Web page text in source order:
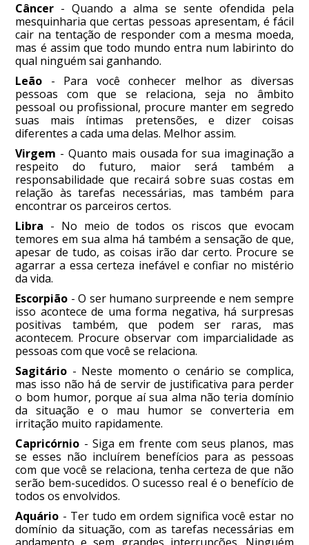
Câncer - Quando a alma se sente ofendida pela
mesquinharia que certas pessoas apresentam, é fácil
cair na tentação de responder com a mesma moeda,
mas é assim que todo mundo entra num labirinto do
qual ninguém sai ganhando.
Leão - Para você conhecer melhor as diversas
pessoas com que se relaciona, seja no âmbito
pessoal ou profissional, procure manter em segredo
suas mais íntimas pretensões, e dizer coisas
diferentes a cada uma delas. Melhor assim.
Virgem - Quanto mais ousada for sua imaginação a
respeito do futuro, maior será também a
responsabilidade que recairá sobre suas costas em
relação às tarefas necessárias, mas também para
encontrar os parceiros certos.
Libra - No meio de todos os riscos que evocam
temores em sua alma há também a sensação de que,
apesar de tudo, as coisas irão dar certo. Procure se
agarrar a essa certeza inefável e confiar no mistério
da vida.
Escorpião - O ser humano surpreende e nem sempre
isso acontece de uma forma negativa, há surpresas
positivas também, que podem ser raras, mas
acontecem. Procure observar com imparcialidade as
pessoas com que você se relaciona.
Sagitário - Neste momento o cenário se complica,
mas isso não há de servir de justificativa para perder
o bom humor, porque aí sua alma não teria domínio
da situação e o mau humor se converteria em
irritação muito rapidamente.
Capricórnio - Siga em frente com seus planos, mas
se esses não incluírem benefícios para as pessoas
com que você se relaciona, tenha certeza de que não
serão bem-sucedidos. O sucesso real é o benefício de
todos os envolvidos.
Aquário - Ter tudo em ordem significa você estar no
domínio da situação, com as tarefas necessárias em